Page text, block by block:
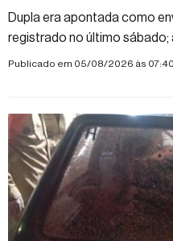
Dupla era apontada como
registrado no último sábado;
apreendidas
Publicado em 05/08/2026 às